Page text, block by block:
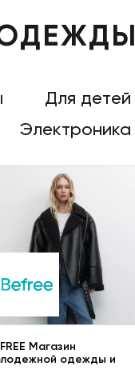
Для детей
Магазин
одежды и